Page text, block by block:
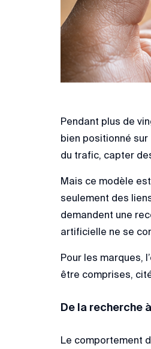
Pendant plus de
bien positionné
du trafic, capter
Mais ce modèle
seulement des
demandent une
artificielle ne se
Pour les marques,
être comprises,
De la recherche
Le comportement